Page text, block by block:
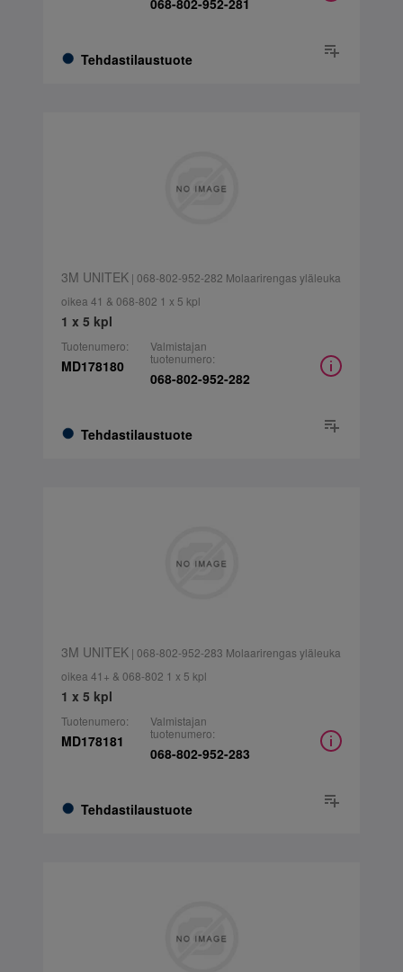
Tehdastilaustuote
068-802-952-281
3M UNITEK| 068-802-952-282 Molaarirengas yläleuka
oikea 41 & 068-802 1 x 5 kpl
1 x 5 kpl
Tuotenumero:
MD178180
Tehdastilaustuote
Valmistajan
tuotenumero:
068-802-952-282
3M UNITEK| 068-802-952-283 Molaarirengas yläleuka
oikea 41+ & 068-802 1 x 5 kpl
1 x 5 kpl
Tuotenumero:
MD178181
Tehdastilaustuote
Valmistajan
tuotenumero:
068-802-952-283